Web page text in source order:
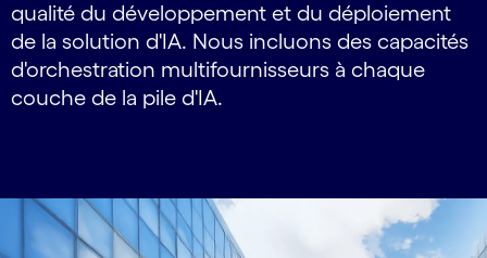
qualité du développement et du déploiement
de la solution d'IA. Nous incluons des capacités
d'orchestration multifournisseurs à chaque
couche de la pile d'IA.